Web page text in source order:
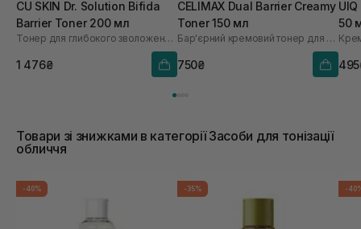
CU SKIN Dr. Solution Bifida
Barrier Toner 200 мл
Тонер для глибокого зволоження з лізатом біфідобактерій 85%
1 476₴
CELIMAX Dual Barrier Creamy
Toner 150 мл
Бар'єрний кремовий тонер для обличчя
750₴
50
Товари зі знижками в категорії Засоби для тонізації
обличчя
-40% -35% -